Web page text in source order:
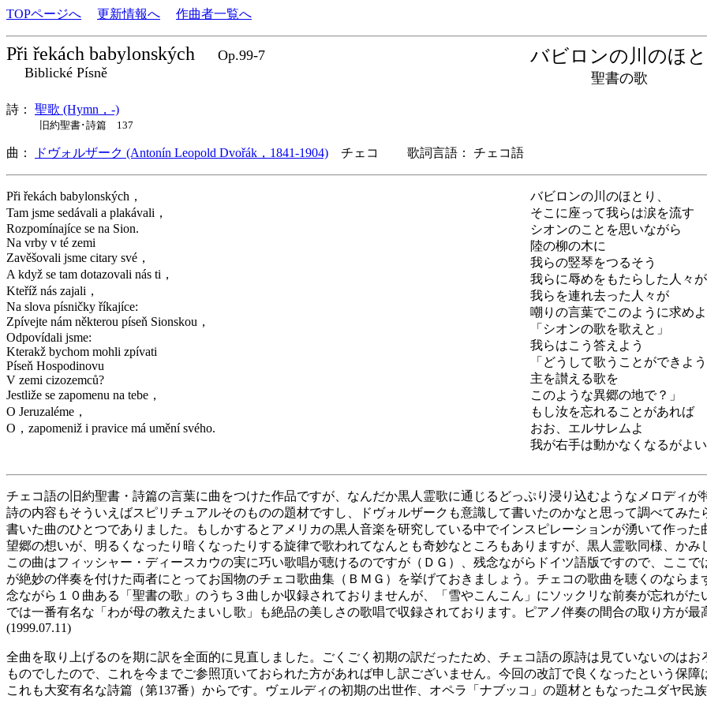
TOPページへ 更新情報へ 作曲者一覧へ
Při řekách babylonských
Op.99-7
Biblické Písně
バビロンの川のほ
聖書の歌
詩： 聖歌 (Hymn，-)
旧約聖書･詩篇 137
曲： ドヴォルザーク (Antonín Leopold Dvořák，1841-1904) チェコ 歌詞言語： チェコ語
Při řekách babylonských，
Tam jsme sedávali a plakávali，
Rozpomínajíce se na Sion.
Na vrby v té zemi
Zavěšovali jsme citary své，
A když se tam dotazovali nás ti，
Kteříž nás zajali，
Na slova písničky říkajíce:
Zpívejte nám některou píseň Sionskou，
Odpovídali jsme:
Kterakž bychom mohli zpívati
Píseň Hospodinovu
V zemi cizozemců?
Jestliže se zapomenu na tebe，
O Jeruzaléme，
O，zapomeniž i pravice má umění svého.
バビロンの川のほとり、
そこに座って我らは涙を流す
シオンのことを思いながら
陸の柳の木に
我らの竪琴をつるそう
我らに辱めをもたらした人々が
我らを連れ去った人々が
嘲りの言葉でこのように求め
「シオンの歌を歌えと」
我らはこう答えよう
「どうして歌うことができよ
主を讃える歌を
このような異郷の地で？」
もし汝を忘れることがあれば
おお、エルサレムよ
我が右手は動かなくなるがよい
チェコ語の旧約聖書・詩篇の言葉に曲をつけた作品ですが、なんだか黒人霊歌に通じるどっぷり浸り込むようなメロディが
詩の内容もそういえばスピリチュアルそのものの題材ですし、ドヴォルザークも意識して書いたのかなと思って調べてみ
書いた曲のひとつでありました。もしかするとアメリカの黒人音楽を研究している中でインスピレーションが湧いて作った
望郷の想いが、明るくなったり暗くなったりする旋律で歌われてなんとも奇妙なところもありますが、黒人霊歌同様、かみ
この曲はフィッシャー・ディースカウの実に巧い歌唱が聴けるのですが（ＤＧ）、残念ながらドイツ語版ですので、ここ
が絶妙の伴奏を付けた両者にとってお国物のチェコ歌曲集（ＢＭＧ）を挙げておきましょう。チェコの歌曲を聴くのなら
念ながら１０曲ある「聖書の歌」のうち３曲しか収録されておりませんが、「雪やこんこん」にソックリな前奏が忘れが
では一番有名な「わが母の教えたまいし歌」も絶品の美しさの歌唱で収録されております。ピアノ伴奏の間合の取り方が最
(1999.07.11)
全曲を取り上げるのを期に訳を全面的に見直しました。ごくごく初期の訳だったため、チェコ語の原詩は見ていないのは
ものでしたので、これを今までご参照頂いておられた方があれば申し訳ございません。今回の改訂で良くなったという保障
これも大変有名な詩篇（第137番）からです。ヴェルディの初期の出世作、オペラ「ナブッコ」の題材ともなったユダヤ民